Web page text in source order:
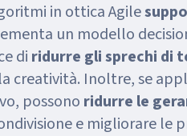
in ottica Agile
un modello
di ridurre gli sprechi di
creatività. Inoltre, se
possono ridurre le
e migliorare le